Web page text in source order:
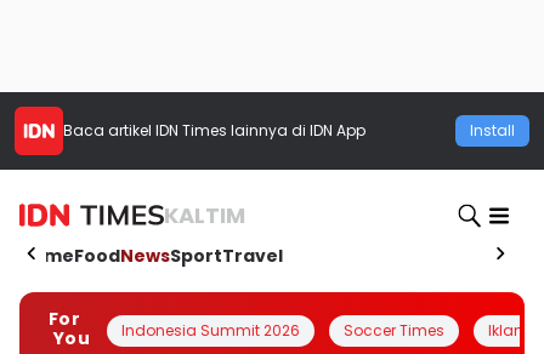
Baca artikel IDN Times lainnya di IDN App Install
KALTIM
HomeFoodNewsSportTravel
For
You
Indonesia Summit 2026 Soccer Times Iklanin